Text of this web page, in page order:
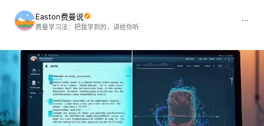
Easton费曼说
费曼学习法：把我学到的，讲给你听